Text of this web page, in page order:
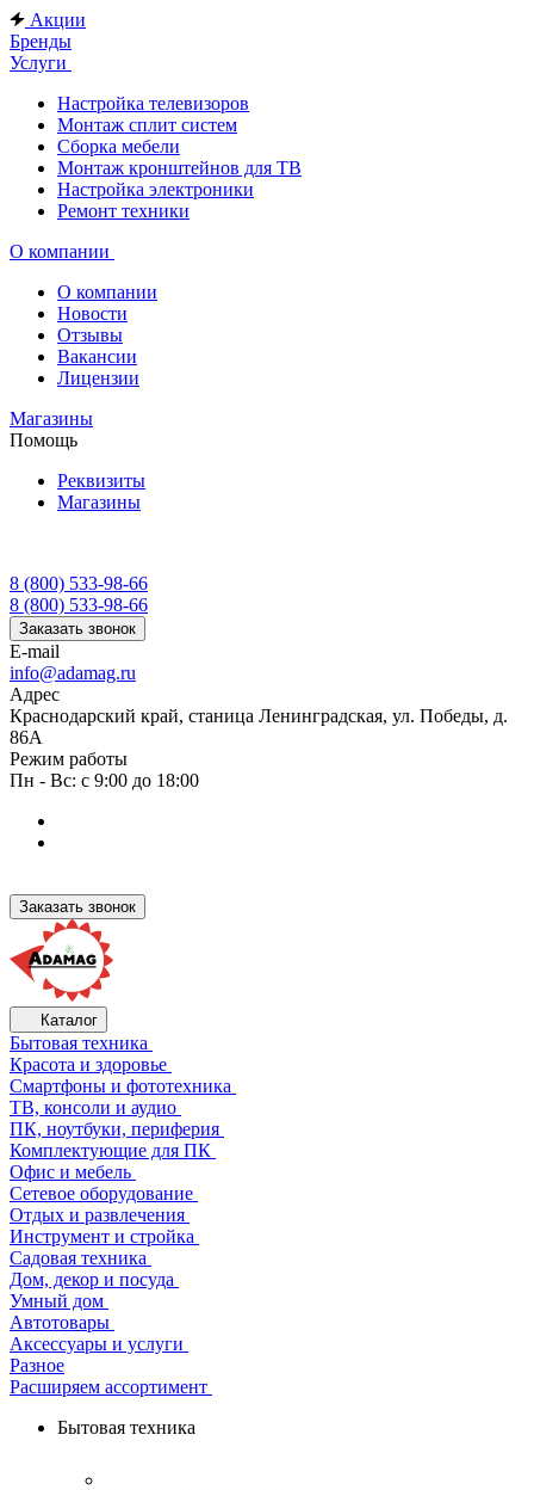
Акции
Бренды
Услуги
Настройка телевизоров
Монтаж сплит систем
Сборка мебели
Монтаж кронштейнов для ТВ
Настройка электроники
Ремонт техники
О компании
О компании
Новости
Отзывы
Вакансии
Лицензии
Магазины
Помощь
Реквизиты
Магазины
8 (800) 533-98-66
8 (800) 533-98-66
Заказать звонок
E-mail
info@adamag.ru
Адрес
Краснодарский край, станица Ленинградская, ул. Победы, д.
86А
Режим работы
Пн - Вс: с 9:00 до 18:00
Заказать звонок
Каталог
Бытовая техника
Красота и здоровье
Смартфоны и фототехника
ТВ, консоли и аудио
ПК, ноутбуки, периферия
Комплектующие для ПК
Офис и мебель
Сетевое оборудование
Отдых и развлечения
Инструмент и стройка
Садовая техника
Дом, декор и посуда
Умный дом
Автотовары
Аксессуары и услуги
Разное
Расширяем ассортимент
Бытовая техника